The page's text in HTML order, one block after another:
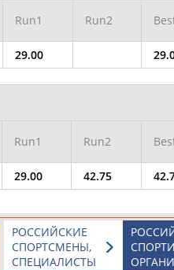
АБДУВАЛИЕВ
АБДУЛЛАЕВ
или
из главных патриотов
Run1 Run2
29.00
Run1 Run2
29.00 42.75
РОССИЙСКИЕ
СПОРТСМЕНЫ,
СПЕЦИАЛИСТЫ